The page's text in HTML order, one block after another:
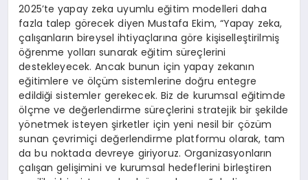
2025’te yapay zeka uyumlu eğitim modelleri daha
fazla talep görecek diyen Mustafa Ekim, “Yapay zeka,
çalışanların bireysel ihtiyaçlarına göre kişiselleştirilmiş
öğrenme yolları sunarak eğitim süreçlerini
destekleyecek. Ancak bunun için yapay zekanın
eğitimlere ve ölçüm sistemlerine doğru entegre
edildiği sistemler gerekecek. Biz de kurumsal eğitimde
ölçme ve değerlendirme süreçlerini stratejik bir şekilde
yönetmek isteyen şirketler için yeni nesil bir çözüm
sunan çevrimiçi değerlendirme platformu olarak, tam
da bu noktada devreye giriyoruz. Organizasyonların
çalışan gelişimini ve kurumsal hedeflerini birleştiren